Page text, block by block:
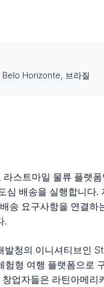
Horizonte, 브라질
스트마일 물류 플랫
배송을 실행합니다
송 요구사항을 연결하
.
청의 이니셔티브인
형 여행 플랫폼으로
업자들은 라틴아메리